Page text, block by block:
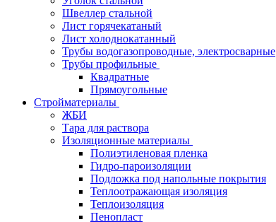
Швеллер стальной
Лист горячекатаный
Лист холоднокатанный
Трубы водогазопроводные, электросварные
Трубы профильные
Квадратные
Прямоугольные
Стройматериалы
ЖБИ
Тара для раствора
Изоляционные материалы
Полиэтиленовая пленка
Гидро-пароизоляции
Подложка под напольные покрытия
Теплоотражающая изоляция
Теплоизоляция
Пенопласт